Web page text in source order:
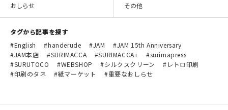
おしらせ その他
タグから記事を探す
English
handerude JAM
JAM 15th Anniversary
JAM本店
SURIMACCA SURIMACCA+
surimapress
SURUTOCO
WEBSHOP シルクスクリーン
レトロ印刷
印刷のタネ
紙マーケット 重要なおしらせ